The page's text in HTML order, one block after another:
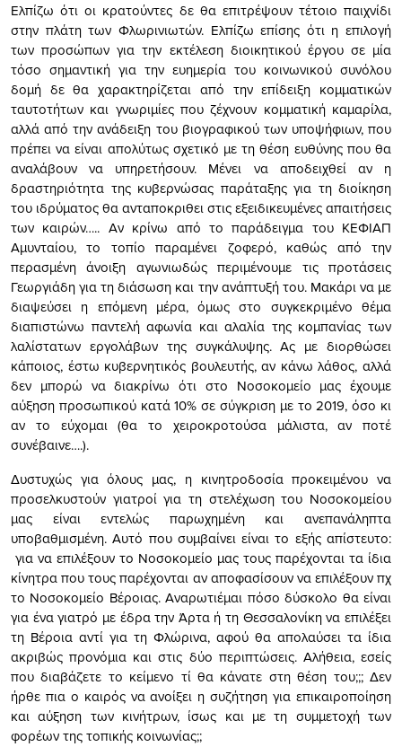
Ελπίζω ότι οι κρατούντες δε θα επιτρέψουν τέτοιο παιχνίδι
στην πλάτη των Φλωρινιωτών. Ελπίζω επίσης ότι η επιλογή
των προσώπων για την εκτέλεση διοικητικού έργου σε μία
τόσο σημαντική για την ευημερία του κοινωνικού συνόλου
δομή δε θα χαρακτηρίζεται από την επίδειξη κομματικών
ταυτοτήτων και γνωριμίες που ζέχνουν κομματική καμαρίλα,
αλλά από την ανάδειξη του βιογραφικού των υποψήφιων, που
πρέπει να είναι απολύτως σχετικό με τη θέση ευθύνης που θα
αναλάβουν να υπηρετήσουν. Μένει να αποδειχθεί αν η
δραστηριότητα της κυβερνώσας παράταξης για τη διοίκηση
του ιδρύματος θα ανταποκριθει στις εξειδικευμένες απαιτήσεις
των καιρών….. Αν κρίνω από το παράδειγμα του ΚΕΦΙΑΠ
Αμυνταίου, το τοπίο παραμένει ζοφερό, καθώς από την
περασμένη άνοιξη αγωνιωδώς περιμένουμε τις προτάσεις
Γεωργιάδη για τη διάσωση και την ανάπτυξή του. Μακάρι να με
διαψεύσει η επόμενη μέρα, όμως στο συγκεκριμένο θέμα
διαπιστώνω παντελή αφωνία και αλαλία της κομπανίας των
λαλίστατων εργολάβων της συγκάλυψης. Ας με διορθώσει
κάποιος, έστω κυβερνητικός βουλευτής, αν κάνω λάθος, αλλά
δεν μπορώ να διακρίνω ότι στο Νοσοκομείο μας έχουμε
αύξηση προσωπικού κατά 10% σε σύγκριση με το 2019, όσο κι
αν το εύχομαι (θα το χειροκροτούσα μάλιστα, αν ποτέ
συνέβαινε….).
Δυστυχώς για όλους μας, η κινητροδοσία προκειμένου να
προσελκυστούν γιατροί για τη στελέχωση του Νοσοκομείου
μας είναι εντελώς παρωχημένη και ανεπανάληπτα
υποβαθμισμένη. Αυτό που συμβαίνει είναι το εξής απίστευτο:
για να επιλέξουν το Νοσοκομείο μας τους παρέχονται τα ίδια
κίνητρα που τους παρέχονται αν αποφασίσουν να επιλέξουν πχ
το Νοσοκομείο Βέροιας. Αναρωτιέμαι πόσο δύσκολο θα είναι
για ένα γιατρό με έδρα την Άρτα ή τη Θεσσαλονίκη να επιλέξει
τη Βέροια αντί για τη Φλώρινα, αφού θα απολαύσει τα ίδια
ακριβώς προνόμια και στις δύο περιπτώσεις. Αλήθεια, εσείς
που διαβάζετε το κείμενο τί θα κάνατε στη θέση του;;; Δεν
ήρθε πια ο καιρός να ανοίξει η συζήτηση για επικαιροποίηση
και αύξηση των κινήτρων, ίσως και με τη συμμετοχή των
φορέων της τοπικής κοινωνίας;;